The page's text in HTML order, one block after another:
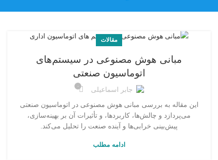
مقالات
مبانی هوش مصنوعی در سیستم‌های
اتوماسیون صنعتی
جابر اسماعیلی ۰
این مقاله به بررسی مبانی هوش مصنوعی در اتوماسیون صنعتی
می‌پردازد و چالش‌ها، کاربردها، و تأثیرات آن بر بهینه‌سازی،
پیش‌بینی خرابی‌ها و آینده صنعت را تحلیل می‌کند.
ادامه مطلب